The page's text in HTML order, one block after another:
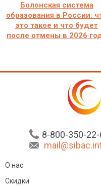
Болонская система
образования в России:
это такое и что будет
после отмены в 2026
8-800-350-
О нас
Скидки